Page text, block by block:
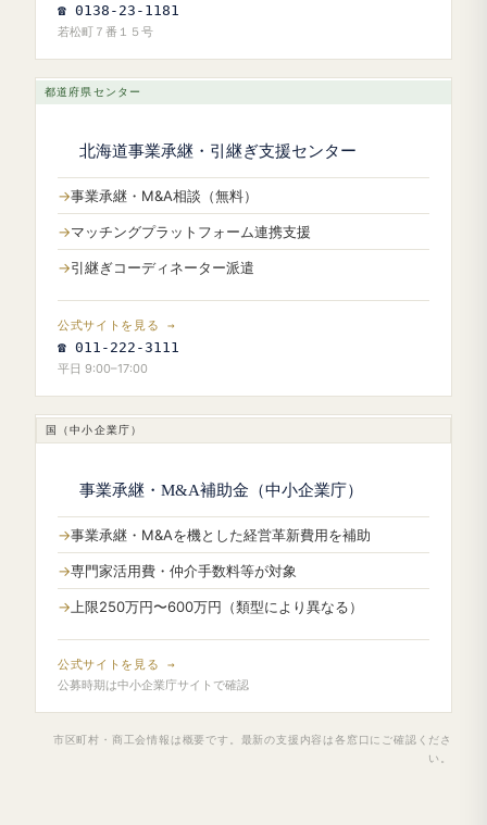
☎ 0138-23-1181
若松町７番１５号
都道府県センター
北海道事業承継・引継ぎ支援センター
事業承継・M&A相談（無料）
マッチングプラットフォーム連携支援
引継ぎコーディネーター派遣
公式サイトを見る →
☎ 011-222-3111
平日 9:00–17:00
国（中小企業庁）
事業承継・M&A補助金（中小企業庁）
事業承継・M&Aを機とした経営革新費用を補助
専門家活用費・仲介手数料等が対象
上限250万円〜600万円（類型により異なる）
公式サイトを見る →
公募時期は中小企業庁サイトで確認
市区町村・商工会情報は概要です。最新の支援内容は各窓口にご確認くださ
い。